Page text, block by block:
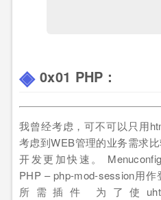
0x01 PHP：
我曾经考虑，可不可以只用
考虑到WEB管理的业务需求
开发更加快速。
PHP – php-mod-session用
所需插件 为了使